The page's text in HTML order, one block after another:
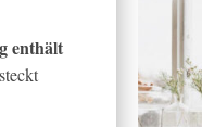
enthält